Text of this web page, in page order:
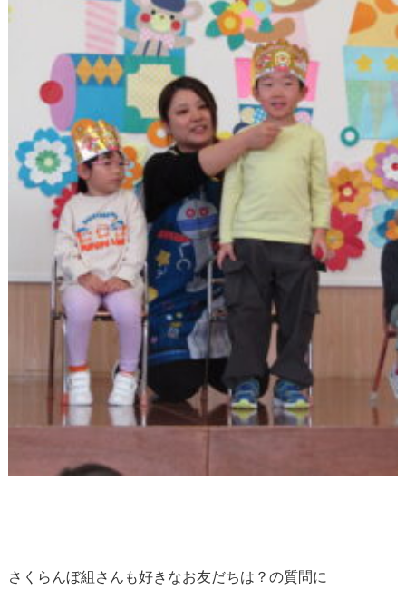
さくらんぼ組さんも好きなお友だちは？の質問に